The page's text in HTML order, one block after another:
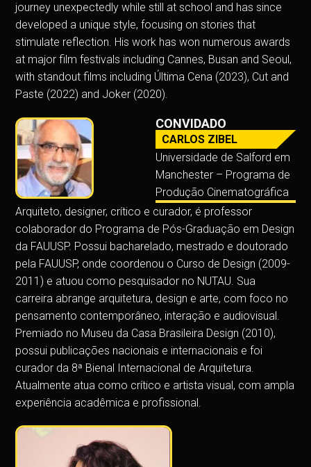
journey unexpectedly while still at school and has since
developed a unique style, focusing on stories that
stimulate reflection. His work has won numerous awards
at major film festivals including Cannes, Busan and Seoul,
with standout films including Última Cena (2023), Cut and
Paste (2022) and Joker (2020).
CONVIDADO
CARLOS ZIBEL
Universidade de Salford em
Manchester – Programa de
Produção Cinematográfica
Arquiteto, designer, crítico e curador, é professor
colaborador do Programa de Pós-Graduação em Design
da FAUUSP. Possui bacharelado, mestrado e doutorado
pela FAUUSP, onde coordenou o Curso de Design (2009-
2011) e atuou como pesquisador no NUTAU. Sua
carreira abrange arquitetura, design e arte, com foco no
pensamento contemporâneo, interação e audiovisual.
Premiado no Museu da Casa Brasileira Design (2010),
possui publicações nacionais e internacionais e foi
curador da 8ª Bienal Internacional de Arquitetura.
Atualmente atua como crítico e artista visual, com ampla
experiência acadêmica e profissional.